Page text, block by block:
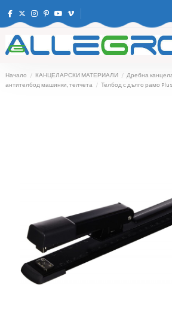
Начало КАНЦЕЛАРСКИ МАТЕРИАЛИ Дребна
антителбод машинки, телчета
Телбод с дълго рамо